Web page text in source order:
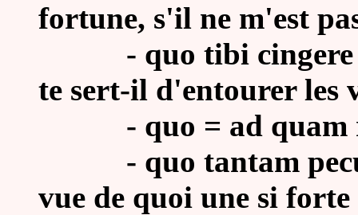
fortune, s'il ne m'est
- quo tibi cingere
te sert-il d'entourer les
- quo = ad quam
- quo tantam
vue de quoi une si